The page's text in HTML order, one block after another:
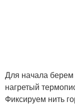
Для начала берем
нагретый
Фиксируем нить